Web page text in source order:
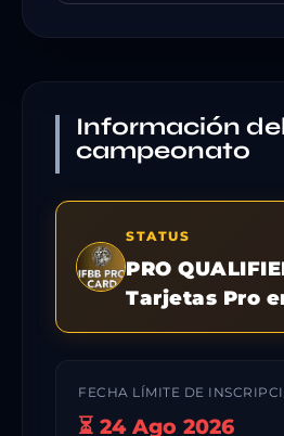
Información
campeonato
STATUS
PRO
Tarjetas Pro
FECHA LÍMITE DE
⏳ 24 Ago 2026